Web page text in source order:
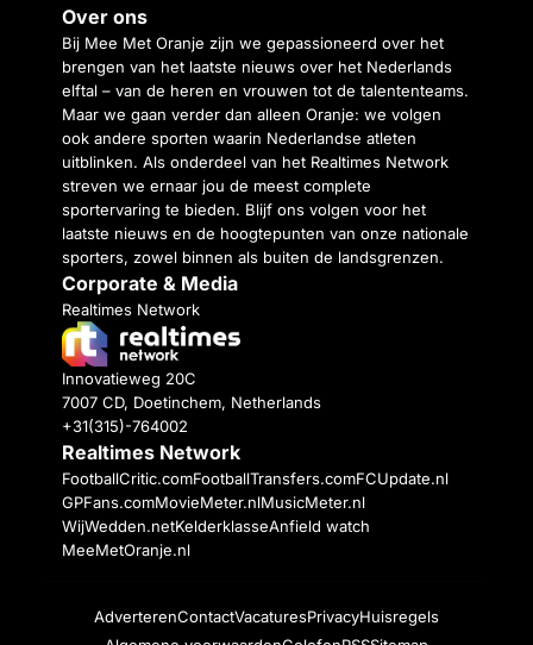
Over ons
Bij Mee Met Oranje zijn we gepassioneerd over het
brengen van het laatste nieuws over het Nederlands
elftal – van de heren en vrouwen tot de talententeams.
Maar we gaan verder dan alleen Oranje: we volgen
ook andere sporten waarin Nederlandse atleten
uitblinken. Als onderdeel van het Realtimes Network
streven we ernaar jou de meest complete
sportervaring te bieden. Blijf ons volgen voor het
laatste nieuws en de hoogtepunten van onze nationale
sporters, zowel binnen als buiten de landsgrenzen.
Corporate & Media
Realtimes Network
Innovatieweg 20C
7007 CD, Doetinchem, Netherlands
+31(315)-764002
Realtimes Network
FootballCritic.comFootballTransfers.comFCUpdate.nl
GPFans.comMovieMeter.nlMusicMeter.nl
WijWedden.netKelderklasseAnfield watch
MeeMetOranje.nl
AdverterenContactVacaturesPrivacyHuisregels